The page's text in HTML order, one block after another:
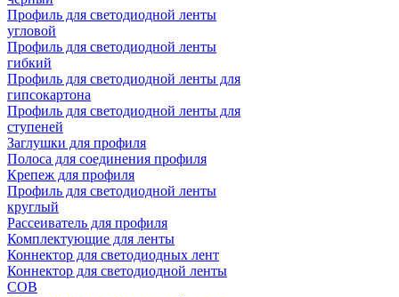
Профиль для светодиодной ленты
угловой
Профиль для светодиодной ленты
гибкий
Профиль для светодиодной ленты для
гипсокартона
Профиль для светодиодной ленты для
ступеней
Заглушки для профиля
Полоса для соединения профиля
Крепеж для профиля
Профиль для светодиодной ленты
круглый
Рассеиватель для профиля
Комплектующие для ленты
Коннектор для светодиодных лент
Коннектор для светодиодной ленты
COB